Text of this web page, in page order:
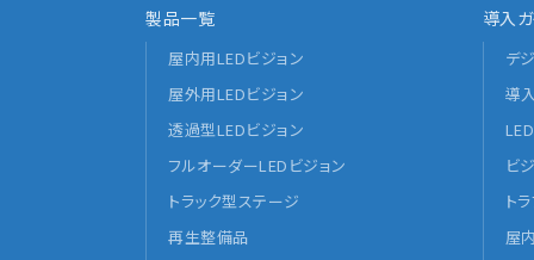
製品一覧
屋内用LEDビジョン
屋外用LEDビジョン
透過型LEDビジョン
フルオーダーLEDビジョン
トラック型ステージ
再生整備品
導入
デ
導
ビ
ト
屋